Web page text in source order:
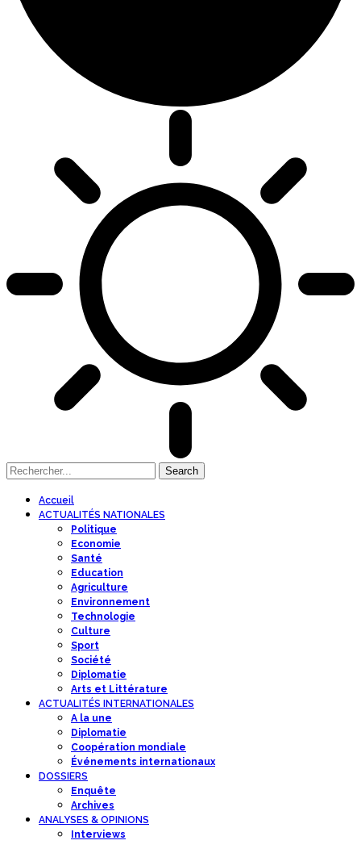
Accueil
ACTUALITÉS NATIONALES
Politique
Economie
Santé
Education
Agriculture
Environnement
Technologie
Culture
Sport
Société
Diplomatie
Arts et Littérature
ACTUALITÉS INTERNATIONALES
A la une
Diplomatie
Coopération mondiale
Événements internationaux
DOSSIERS
Enquête
Archives
ANALYSES & OPINIONS
Interviews